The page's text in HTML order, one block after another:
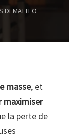
DEMATTEO
masse, et
maximiser
la perte de